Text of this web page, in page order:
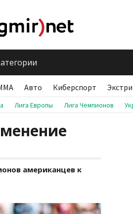
Авто Киберспорт
Лига Европы Лига Чемпионов
американцев к